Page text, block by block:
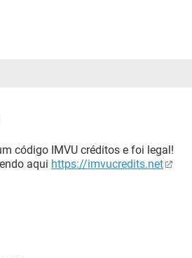
código IMVU créditos e foi legal!
aqui https://imvucredits.net